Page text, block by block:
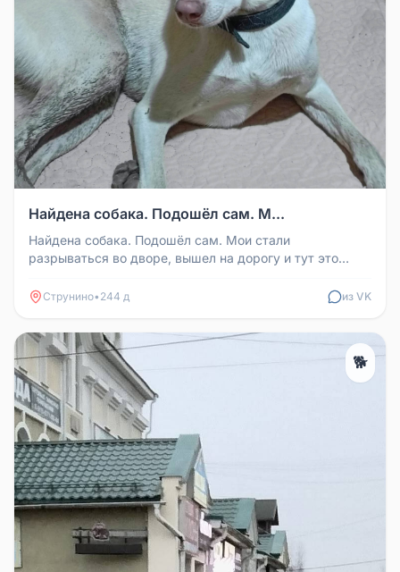
Найдена собака. Подошёл сам. М...
Найдена собака. Подошёл сам. Мои стали
разрываться во дворе, вышел на дорогу и тут это
Струнино• 244 д из VK
🐕